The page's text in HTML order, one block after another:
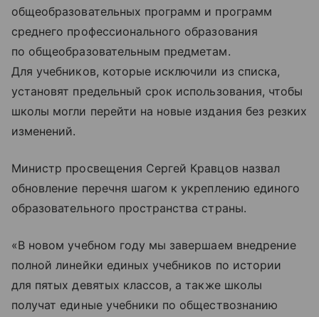
общеобразовательных программ и программ
среднего профессионального образования
по общеобразовательным предметам.
Для учебников, которые исключили из списка,
установят предельный срок использования, чтобы
школы могли перейти на новые издания без резких
изменений.
Министр просвещения Сергей Кравцов назвал
обновление перечня шагом к укреплению единого
образовательного пространства страны.
«В новом учебном году мы завершаем внедрение
полной линейки единых учебников по истории
для пятых девятых классов, а также школы
получат единые учебники по обществознанию